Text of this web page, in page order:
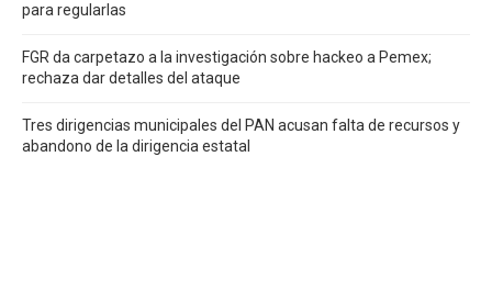
para regularlas
FGR da carpetazo a la investigación sobre hackeo a Pemex;
rechaza dar detalles del ataque
Tres dirigencias municipales del PAN acusan falta de recursos y
abandono de la dirigencia estatal